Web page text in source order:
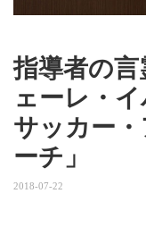
指導者の
ェーレ・
サッカー
ーチ」
2018-07-22